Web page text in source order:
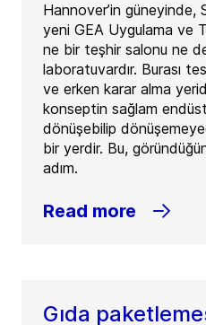
Hannover’in güneyinde,
yeni GEA Uygulama ve
ne bir teşhir salonu ne
laboratuvardır. Burası
ve erken karar alma
konseptin sağlam
dönüşebilip
bir yerdir. Bu,
adım.
Read more
Gıda